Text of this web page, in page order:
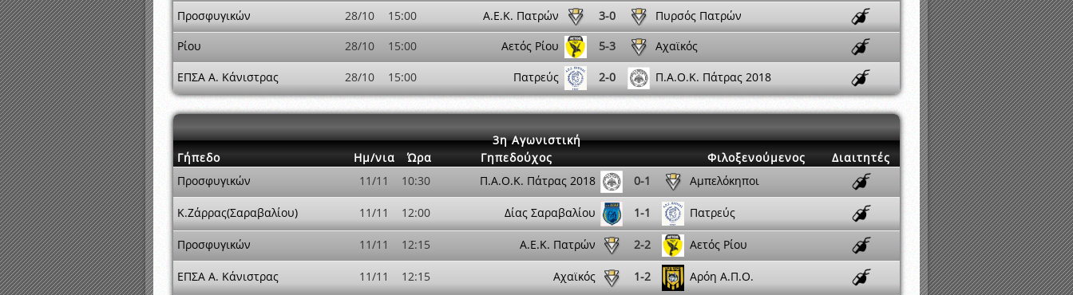
Προσφυγικών 28/10 15:00 Α.Ε.Κ. Πατρών 3-0
Πυρσός Πατρών
Ρίου
28/10 15:00 Αετός Ρίου 5-3 Αχαϊκός
ΕΠΣΑ Α. Κάνιστρας 28/10 15:00 Πατρεύς 2-0 Π.Α.Ο.Κ. Πάτρας 2018
3η Αγωνιστική
Γήπεδο
Ημ/νια Ώρα Γηπεδούχος Φιλοξενούμενος
Διαιτητές
Προσφυγικών
11/11 10:30 Π.Α.Ο.Κ. Πάτρας 2018 0-1 Αμπελόκηποι
Κ.Ζάρρας(Σαραβαλίου) 11/11 12:00 Δίας Σαραβαλίου 1-1 Πατρεύς
Προσφυγικών 11/11 12:15 Α.Ε.Κ. Πατρών 2-2 Αετός Ρίου
ΕΠΣΑ Α. Κάνιστρας 11/11 12:15 Αχαϊκός 1-2 Αρόη Α.Π.Ο.